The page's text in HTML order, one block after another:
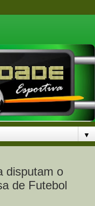
▼
disputam o
de Futebol